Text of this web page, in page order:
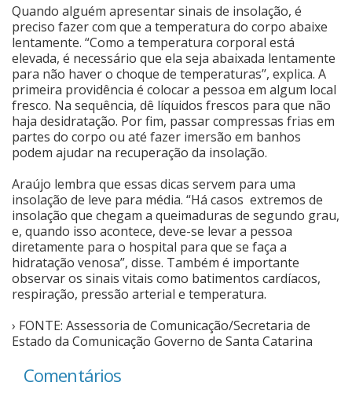
Quando alguém apresentar sinais de insolação, é
preciso fazer com que a temperatura do corpo abaixe
lentamente. “Como a temperatura corporal está
elevada, é necessário que ela seja abaixada lentamente
para não haver o choque de temperaturas’’, explica. A
primeira providência é colocar a pessoa em algum local
fresco. Na sequência, dê líquidos frescos para que não
haja desidratação. Por fim, passar compressas frias em
partes do corpo ou até fazer imersão em banhos
podem ajudar na recuperação da insolação.
Araújo lembra que essas dicas servem para uma
insolação de leve para média. “Há casos extremos de
insolação que chegam a queimaduras de segundo grau,
e, quando isso acontece, deve-se levar a pessoa
diretamente para o hospital para que se faça a
hidratação venosa”, disse. Também é importante
observar os sinais vitais como batimentos cardíacos,
respiração, pressão arterial e temperatura.
› FONTE: Assessoria de Comunicação/Secretaria de
Estado da Comunicação Governo de Santa Catarina
Comentários